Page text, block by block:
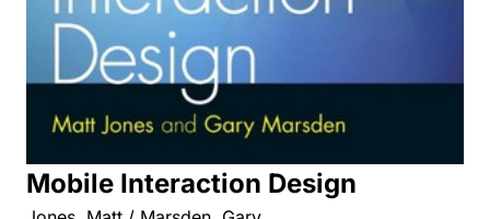
Mobile Interaction Design